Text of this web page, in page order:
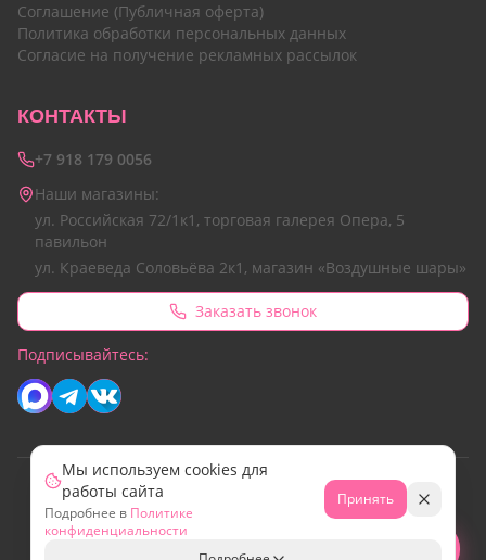
Соглашение (Публичная оферта)
Политика обработки персональных данных
Согласие на получение рекламных рассылок
КОНТАКТЫ
+7 918 179 0056
Наши магазины:
ул. Российская 72/1к1, торговая галерея Опера, 5
павильон
ул. Краеведа Соловьёва 2к1, магазин «Воздушные шары»
Заказать звонок
Подписывайтесь:
© 2026 Все права защищены.
Сайт разработан командой Emotion Marketing
Свяжитесь с нами!
Мы используем cookies для
работы сайта
Подробнее в Политике
конфиденциальности
Принять